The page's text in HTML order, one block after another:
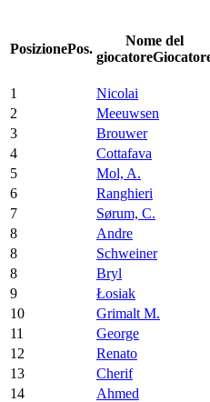
PosizionePos.
Nome del
giocatore
1
Nicolai
2
Meeuwsen
3
Brouwer
4
Cottafava
5
Mol, A.
6
Ranghieri
7
Sørum, C.
8
Andre
8
Schweiner
8
Bryl
9
Łosiak
10
Grimalt M.
11
George
12
Renato
13
Cherif
14
Ahmed